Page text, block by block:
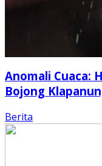
Anomali Cuaca:
Bojong
Berita